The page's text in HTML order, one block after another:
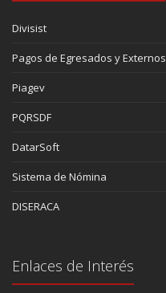
Divisist
Pagos de Egresados y Externos
Piagev
PQRSDF
DatarSoft
Sistema de Nómina
DISERACA
Enlaces de Interés